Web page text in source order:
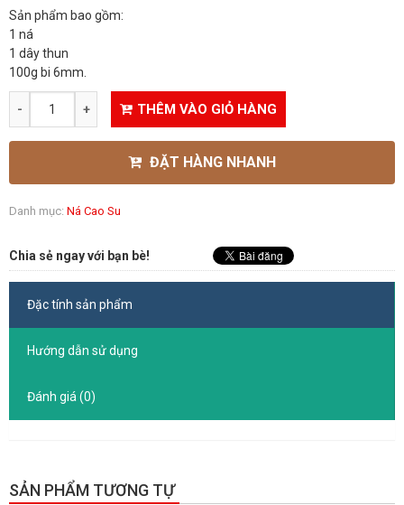
Sản phẩm bao gồm:
1 ná
1 dây thun
100g bi 6mm.
THÊM VÀO GIỎ HÀNG
ĐẶT HÀNG NHANH
Danh mục: Ná Cao Su
Chia sẻ ngay với bạn bè!
Đặc tính sản phẩm
Hướng dẫn sử dụng
Đánh giá (0)
SẢN PHẨM TƯƠNG TỰ